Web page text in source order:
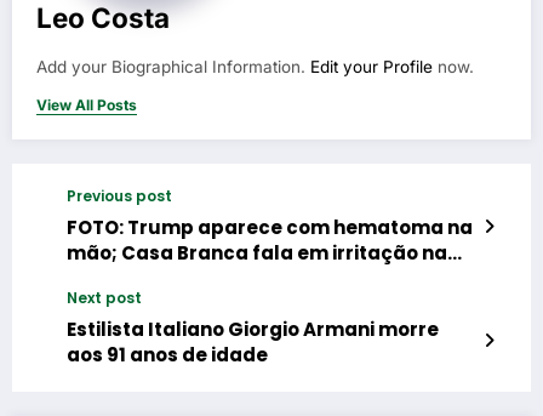
Leo Costa
Add your Biographical Information. Edit your Profile now.
View All Posts
Previous post
FOTO: Trump aparece com hematoma na
mão; Casa Branca fala em irritação na
cumprimentos
Next post
Estilista Italiano Giorgio Armani morre
aos 91 anos de idade